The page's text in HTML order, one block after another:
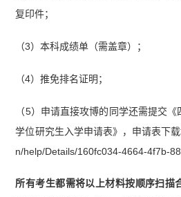
复印件；
（3）本科成绩单（需盖章）；
（4）推免排名证明；
（5）申请直接攻博的同学还需提交
学位研究生入学申请表》，申请表下
n/help/Details/160fc034-4664-4f7b-
所有考生都需将以上材料按顺序扫描